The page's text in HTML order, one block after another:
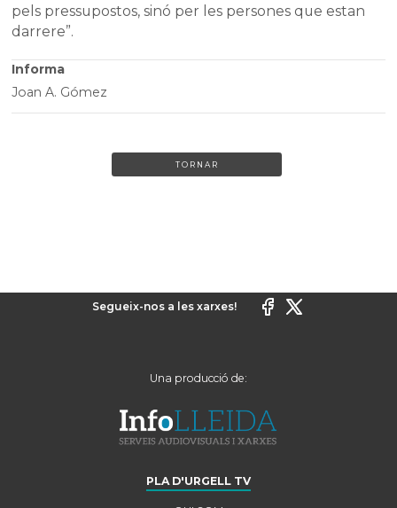
pels pressupostos, sinó per les persones que estan
darrere”.
Informa
Joan A. Gómez
TORNAR
Segueix-nos a les xarxes!
Una producció de:
PLA D'URGELL TV